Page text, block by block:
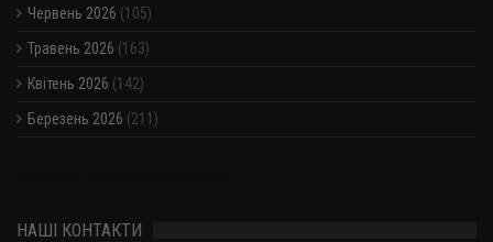
Червень 2026 (105)
Травень 2026 (163)
Квітень 2026 (142)
Березень 2026 (211)
НАШІ КОНТАКТИ